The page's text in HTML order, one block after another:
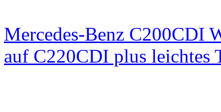
Mercedes-Benz C200CDI
auf C220CDI plus